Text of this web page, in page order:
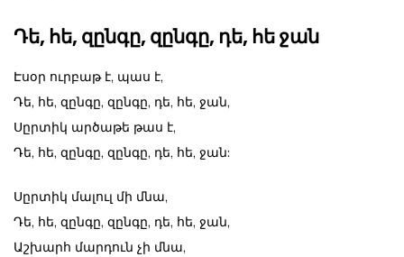
Դե, հե, զընգը, զընգը, դե, հե ջան
Էսօր ուրբաթ է, պաս է,
Դե, հե, զընգը, զընգը, դե, հե, ջան,
Սըրտիկ արծաթե թաս է,
Դե, հե, զընգը, զընգը, դե, հե, ջան:
Սըրտիկ մալուլ մի մնա,
Դե, հե, զընգը, զընգը, դե, հե, ջան,
Աշխարհ մարդուն չի մնա,